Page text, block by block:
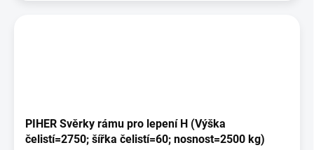
PIHER Svěrky rámu pro lepení H (Výška
čelistí=2750; šířka čelistí=60; nosnost=2500 kg)